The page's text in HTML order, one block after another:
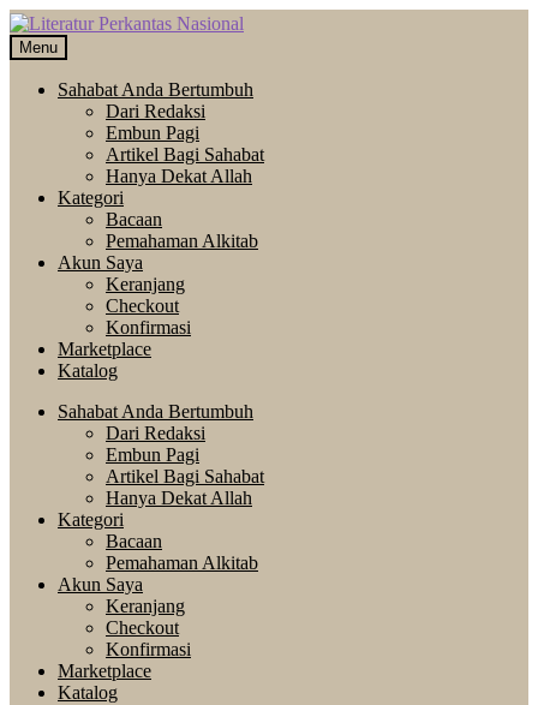
Skip
to
navigation
Langsung
ke
isi
Menu
Sahabat Anda Bertumbuh
Dari Redaksi
Embun Pagi
Artikel Bagi Sahabat
Hanya Dekat Allah
Kategori
Bacaan
Pemahaman Alkitab
Akun Saya
Keranjang
Checkout
Konfirmasi
Marketplace
Katalog
Sahabat Anda Bertumbuh
Dari Redaksi
Embun Pagi
Artikel Bagi Sahabat
Hanya Dekat Allah
Kategori
Bacaan
Pemahaman Alkitab
Akun Saya
Keranjang
Checkout
Konfirmasi
Marketplace
Katalog